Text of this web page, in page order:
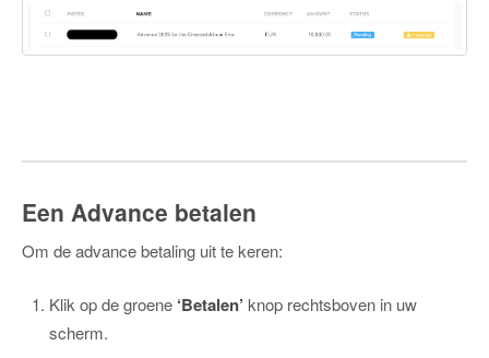
Een Advance betalen
Om de advance betaling uit te keren:
Klik op de groene ‘Betalen’ knop rechtsboven in uw
scherm.